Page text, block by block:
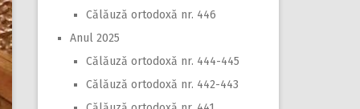
Călăuză ortodoxă nr. 446
Anul 2025
Călăuză ortodoxă nr. 444-445
Călăuză ortodoxă nr. 442-443